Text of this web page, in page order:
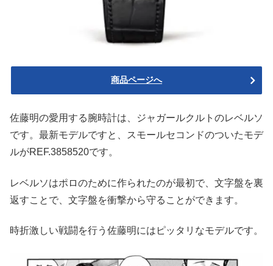
商品ページへ
佐藤明の愛用する腕時計は、ジャガールクルトのレベルソ
です。最新モデルですと、スモールセコンドのついたモデ
ルがREF.3858520です。
レベルソはポロのために作られたのが最初で、文字盤を裏
返すことで、文字盤を衝撃から守ることができます。
時折激しい戦闘を行う佐藤明にはピッタリなモデルです。